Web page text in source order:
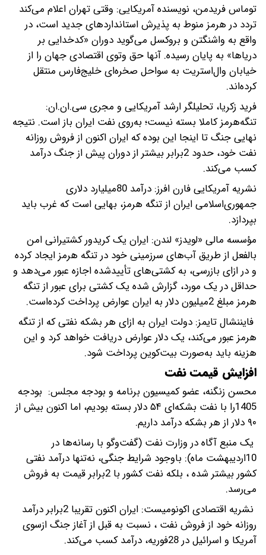
توماس فریدمن، نویسنده آمریکایی: وقتی تهران اعلام می‌کند
تردد در هرمز منوط به پذیرش استانداردهای جدید است، در
واقع به واشنگتن و بروکسل می‌گوید دوران «کدخدایی بر
دریاها» به پایان رسیده. آنها حق وتوی اقتصادی جهان را از
خیابان وال‌استریت به سواحل صخره‌ای خلیج‌فارس منتقل
کرده‌اند.
فرید زکریا، تحلیلگر ارشد آمریکایی و مجری سی.‌ان.‌ان:
تنگه‌هرمز کاملا بسته نیست؛ به‌روی نفت ایران باز است. نتیجه
نهایی جنگ تا اینجا این بوده که ایران اکنون از فروش روزانه
نفت خود، حدود 2برابر بیشتر از دوران پیش از جنگ درآمد
کسب می‌کند.
نشریه آمریکایی فارن افرز: درآمد 80میلیارد دلاری
جمهوری‌اسلامی ایران از تنگه هرمز، بهایی است که غرب باید
بپردازد.
مؤسسه مالی «لویدز» لندن: ایران یک کریدور کشتیرانی امن
بالفعل از طریق آب‌های سرزمینی خود در تنگه هرمز ایجاد کرده
و در ازای بازرسی، به کشتی‌های تأییدشده اجازه عبور می‌دهد و
حداقل در یک مورد، گزارش شده یک کشتی برای عبور از تنگه
هرمز مبلغ 2میلیون دلار به ایران عوارض پرداخت کرده‌است.
فایننشال تایمز: دولت ایران به ازای هر بشکه نفتی که از تنگه
هرمز عبور می‌کند، یک دلار عوارض دریافت خواهد کرد و این
هزینه باید به‌صورت بیت‌کوین پرداخت شود.
افزایش قیمت نفت
محسن زنگنه، عضو کمیسیون برنامه و بودجه مجلس: بودجه
1405را با نفت بشکه‌ای ۵۴ دلار بسته بودیم، اما اکنون بیش از
۹۰ دلار از هر بشکه درآمد داریم.
یک‌ منبع آگاه در وزارت نفت (گفت‌وگو با رسانه‌ها در
10اردیبهشت ماه): باوجود شرایط جنگی، نه‌تنها درآمد نفتی
کشور بیشتر شده ، بلکه نفت کشور با 2برابر قیمت به فروش
می‌رسد.
نشریه اقتصادی اکونومیست: ایران اکنون تقریبا 2برابر درآمد
روزانه خود از فروش نفت ، نسبت به قبل از آغاز جنگ ازسوی
آمریکا و اسرائیل در 28فوریه، درآمد کسب می‌کند.